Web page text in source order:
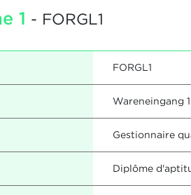
1 - FORGL1
FORGL1
Wareneingang
Gestionnaire
Diplôme